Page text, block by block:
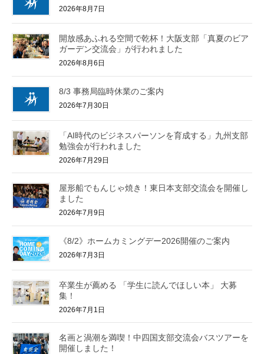
2026年8月7日
開放感あふれる空間で乾杯！大阪支部「真夏のビア
ガーデン交流会」が行われました
2026年8月6日
8/3 事務局臨時休業のご案内
2026年7月30日
「AI時代のビジネスパーソンを育成する」九州支部
勉強会が行われました
2026年7月29日
屋形船でもんじゃ焼き！東日本支部交流会を開催し
ました
2026年7月9日
《8/2》ホームカミングデー2026開催のご案内
2026年7月3日
卒業生が薦める 「学生に読んでほしい本」 大募
集！
2026年7月1日
名画と渦潮を満喫！中四国支部交流会バスツアーを
開催しました！